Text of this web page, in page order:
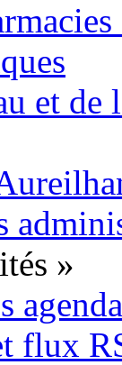
et de
»
flux